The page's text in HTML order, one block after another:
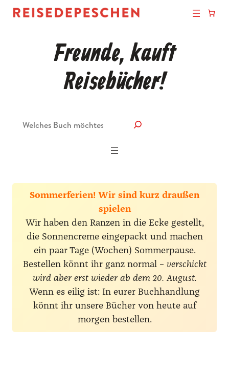
Freunde, kauft
Reisebücher!
Sommerferien! Wir sind kurz draußen
spielen
Wir haben den Ranzen in die Ecke gestellt,
die Sonnencreme eingepackt und machen
ein paar Tage (Wochen) Sommerpause.
Bestellen könnt ihr ganz normal – verschickt
wird aber erst wieder ab dem 20. August.
Wenn es eilig ist: In eurer Buchhandlung
könnt ihr unsere Bücher von heute auf
morgen bestellen.